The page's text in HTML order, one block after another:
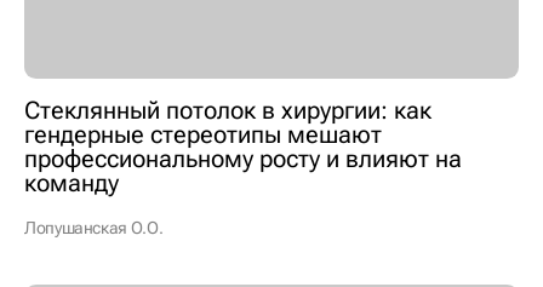
Стеклянный потолок в хирургии: как
гендерные стереотипы мешают
профессиональному росту и влияют на
команду
Лопушанская О.О.